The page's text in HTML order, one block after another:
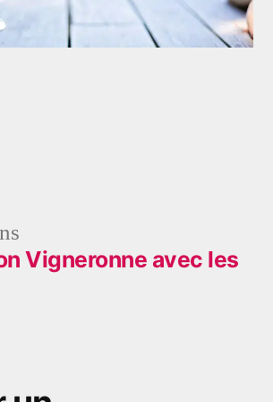
Vigneronne avec les